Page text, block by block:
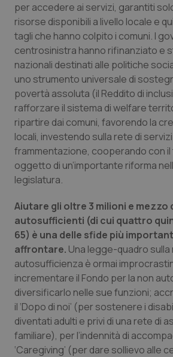
per accedere ai servizi, garantiti
risorse disponibili a livello locale e
tagli che hanno colpito i comuni. I
centrosinistra hanno rifinanziato e
nazionali destinati alle politiche
uno strumento universale di
povertà assoluta (il Reddito di
rafforzare il sistema di welfare
ripartire dai comuni, favorendo la
locali, investendo sulla rete di
frammentazione, cooperando con
oggetto di un’importante riforma
legislatura.
Aiutare gli oltre 3 milioni e mezzo
autosufficienti (di cui quattro
65) è una delle sfide più
affrontare. Una legge-quadro sulla
autosufficienza è ormai
incrementare il Fondo per la non
diversificarlo nelle sue funzioni;
il ‘Dopo di noi’ (per sostenere i
diventati adulti e privi di una rete di
familiare), per l’indennità di
‘Caregiving’ (per dare sollievo alle